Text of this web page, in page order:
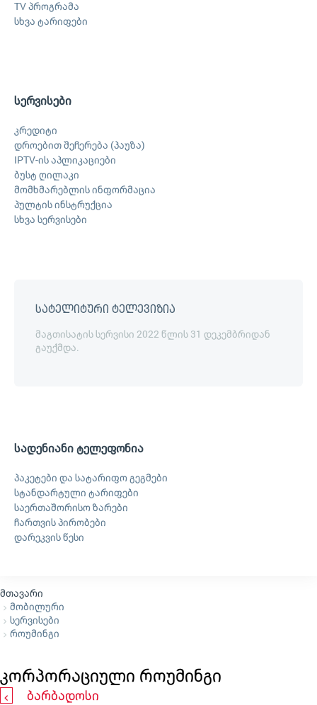
TV პროგრამა
სხვა ტარიფები
სერვისები
კრედიტი
დროებით შეჩერება (პაუზა)
IPTV-ის აპლიკაციები
ბუსტ ღილაკი
მომხმარებლის ინფორმაცია
პულტის ინსტრუქცია
სხვა სერვისები
სატელიტური ტელევიზია
მაგთისატის სერვისი 2022 წლის 31 დეკემბრიდან
გაუქმდა.
სადენიანი ტელეფონია
პაკეტები და სატარიფო გეგმები
სტანდარტული ტარიფები
საერთაშორისო ზარები
ჩართვის პირობები
დარეკვის წესი
მთავარი
მობილური
სერვისები
როუმინგი
კორპორაციული როუმინგი
ბარბადოსი